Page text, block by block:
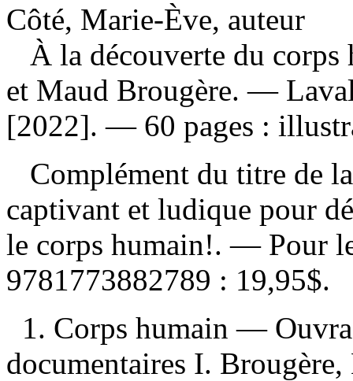
Côté, Marie-Ève, auteur
À la découverte du
et Maud Brougère. —
[2022]. — 60 pages :
Complément du titre de
captivant et ludique pour
le corps humain!. — Pour
9781773882789 : 19,95$.
1. Corps humain —
documentaires I.